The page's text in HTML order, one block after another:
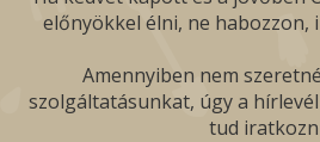
előnyökkel élni, ne habozzon,
Amennyiben nem
szolgáltatásunkat, úgy a
tud